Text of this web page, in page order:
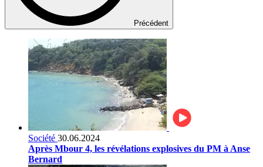
Précédent
Société 30.06.2024
Après Mbour 4, les révélations explosives du PM à Anse
Bernard